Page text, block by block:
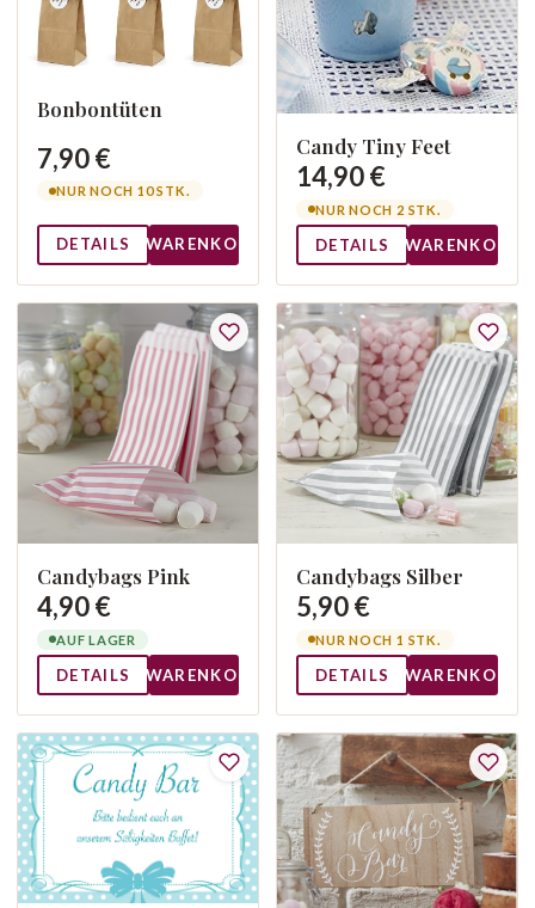
Bonbontüten
7,90 €
NUR NOCH 10 STK.
DETAILS WARENKORB
Candy Tiny Feet
14,90 €
NUR NOCH 2 STK.
DETAILS WARENKORB
Candybags Pink
4,90 €
AUF LAGER
DETAILS WARENKORB
Candybags Silber
5,90 €
NUR NOCH 1 STK.
DETAILS WARENKORB